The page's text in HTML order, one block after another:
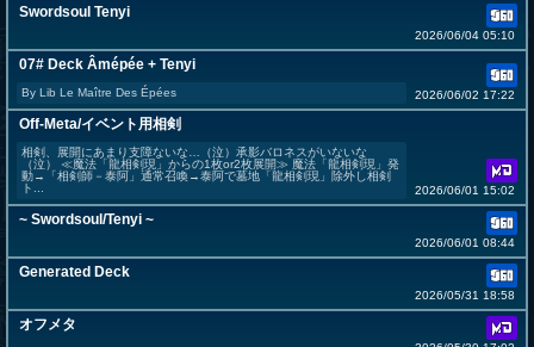
Swordsoul Tenyi
2026/06/04 05:10
07# Deck Âmépée + Tenyi
By Lib Le Maître Des Épées 2026/06/02 17:22
Off-Meta/イベント用相剣
相剣、展開にあまり支障ないな…（泣）承影バロネスがいないな
（泣） ≪魔法「龍相剣現」からの1枚or2枚展開≫ 魔法「龍相剣現」発
動→「相剣師－泰阿」通常召喚→泰阿で墓地「龍相剣現」除外し相剣
ト...
2026/06/01 15:02
~ Swordsoul/Tenyi ~
2026/06/01 08:44
Generated Deck
2026/05/31 18:58
オフメタ